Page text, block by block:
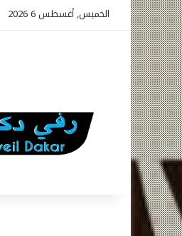
الخميس, أغسطس 6 2026